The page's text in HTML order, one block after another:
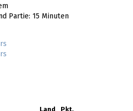
Partie: 15 Minuten
Land
Pkt.